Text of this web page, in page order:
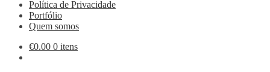
Política de Privacidade
Portfólio
Quem somos
€0.00 0 itens